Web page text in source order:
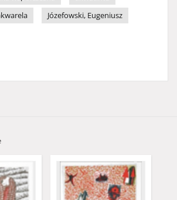
Józefowski, Eugeniusz